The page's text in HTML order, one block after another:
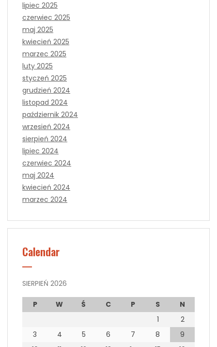
lipiec 2025
czerwiec 2025
maj 2025
kwiecień 2025
marzec 2025
luty 2025
styczeń 2025
grudzień 2024
listopad 2024
październik 2024
wrzesień 2024
sierpień 2024
lipiec 2024
czerwiec 2024
maj 2024
kwiecień 2024
marzec 2024
Calendar
SIERPIEŃ 2026
P W Ś C P S
N
1
2
3
4 5 6 7 8
9